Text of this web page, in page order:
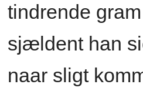
tindrende
sjældent han
naar sligt